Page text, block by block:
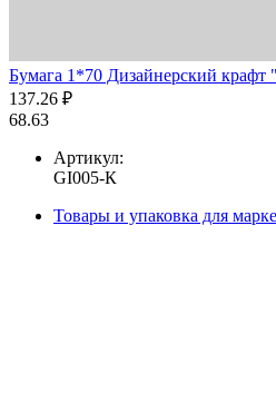
Бумага 1*70 Дизайнерский
137.26 ₽
68.63
Артикул:
GI005-К
Товары и упаковка для